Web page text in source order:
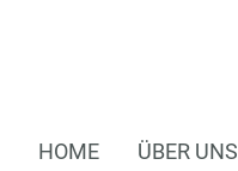
HOME ÜBER UNS